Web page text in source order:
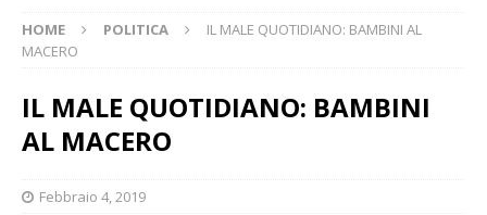
HOME POLITICA
IL MALE QUOTIDIANO: BAMBINI AL
MACERO
IL MALE QUOTIDIANO: BAMBINI
AL MACERO
Febbraio 4, 2019